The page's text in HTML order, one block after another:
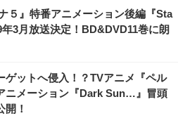
５』特番アニメーション後編『Sta
3月放送決定！BD&DVD11巻に朗
ゲットへ侵入！？TVアニメ『ペル
ニメーション『Dark Sun…』冒頭
開！